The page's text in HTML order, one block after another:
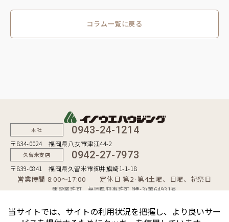
コラム一覧に戻る
本社 0943-24-1214
〒834-0024 福岡県八女市津江44-2
久留米支店 0942-27-7973
〒839-0841 福岡県久留米市御井旗崎1-1-18
営業時間 8:00〜17:00 定休日 第2·第4土曜、日曜、祝祭日
建設業許可 福岡県知事許可 (特-3)第64931号
宅地建物取引業者 福岡県知事（10）第9254号